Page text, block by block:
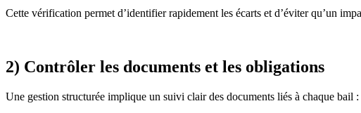
Cette vérification permet d’identifier rapidement les écarts et d’éviter qu’un
2) Contrôler les documents et les obligations
Une gestion structurée implique un suivi clair des documents liés à chaque bail :